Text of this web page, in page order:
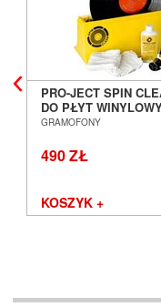
PRO-JECT SPIN
DO PŁYT
POZNAŃ WROCŁAW
GRAMOFONY
490 ZŁ
KOSZYK +